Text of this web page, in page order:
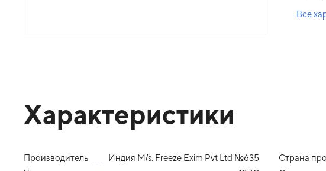
Все
Характеристики
Производитель Индия M/s. Freeze Exim Pvt Ltd №635 Страна